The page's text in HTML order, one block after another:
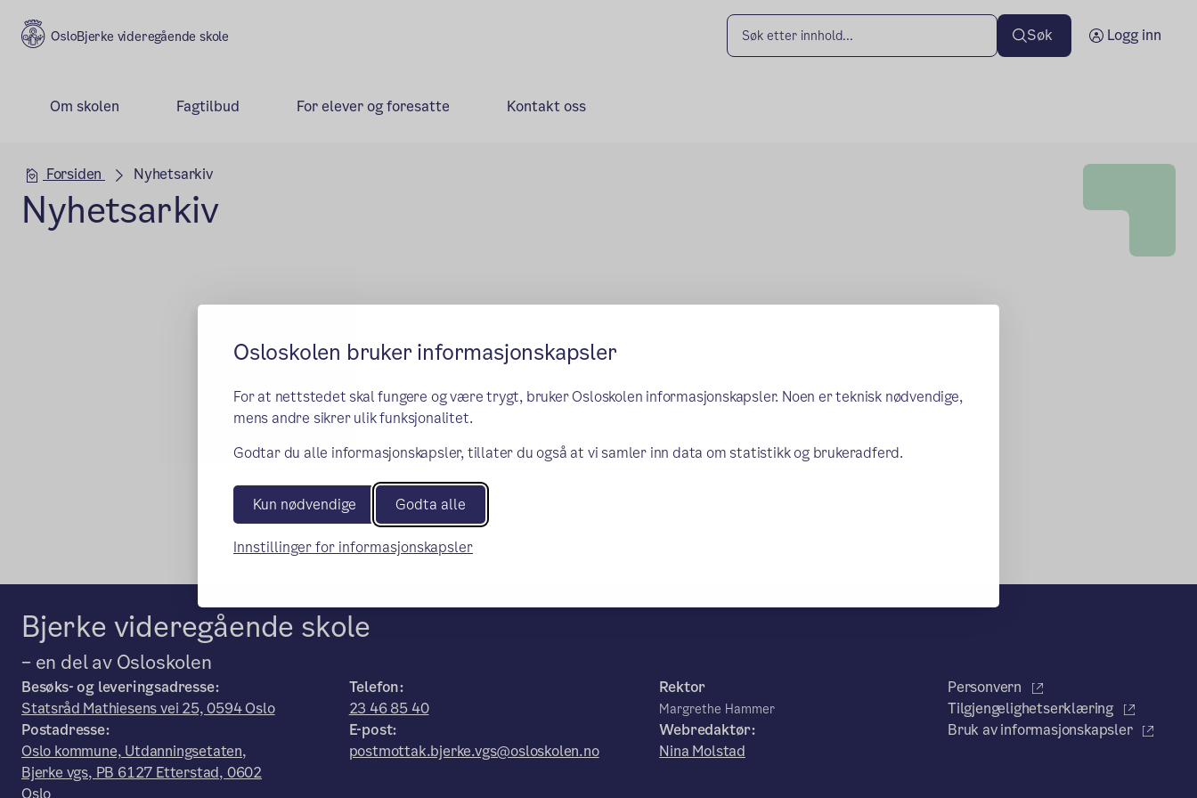
Osloskolen bruker informasjonskapsler
For at nettstedet skal fungere og være trygt, bruker Osloskolen informasjonskapsler. Noen er teknisk nødvendige,
mens andre sikrer ulik funksjonalitet.
Godtar du alle informasjonskapsler, tillater du også at vi samler inn data om statistikk og brukeradferd.
Kun nødvendige Godta alle
Innstillinger for informasjonskapsler
Bjerke videregående skole Søk Logg inn
Om skolen Fagtilbud For elever og foresatte Kontakt oss
Hovedseksjon
Forsiden Nyhetsarkiv
Nyhetsarkiv
Bjerke videregående skole
– en del av Osloskolen
Besøks- og leveringsadresse:
Statsråd Mathiesens vei 25, 0594 Oslo
Postadresse:
Oslo kommune, Utdanningsetaten,
Bjerke vgs, PB 6127 Etterstad, 0602
Telefon:
23 46 85 40
E-post:
postmottak.bjerke.vgs@osloskolen.no
Rektor
Margrethe Hammer
Webredaktør:
Nina Molstad
Personvern
Tilgjengelighetserklæring
Bruk av informasjonskapsler